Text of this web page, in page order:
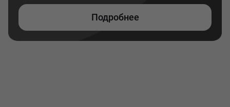
Подробнее